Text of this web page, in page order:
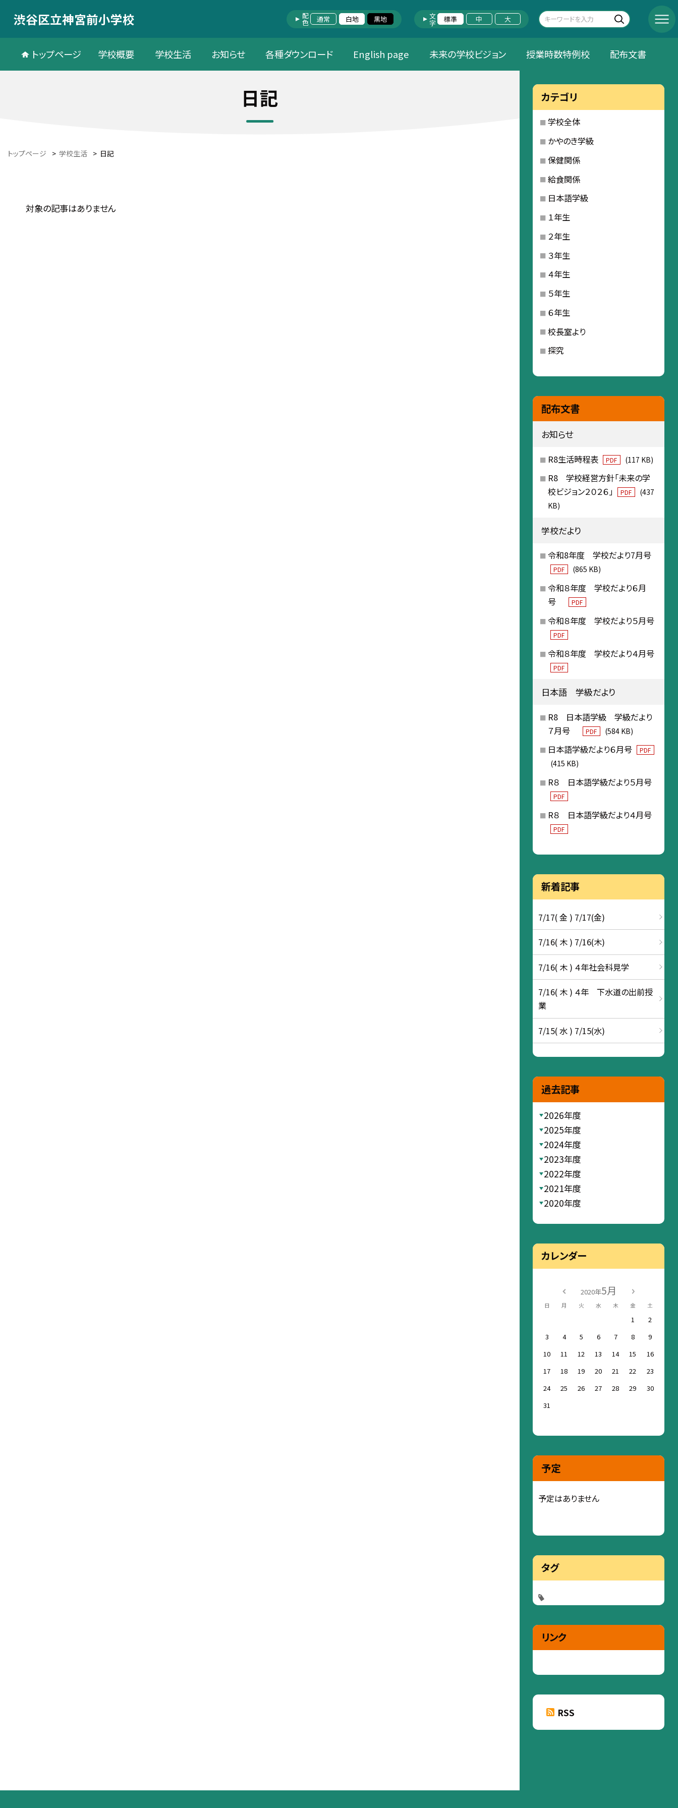
渋谷区立神宮前小学校 配色 通常 白地 黒地 文字 標準 中 大
トップページ 学校概要 学校生活 お知らせ 各種ダウンロード English page 未来の学校ビジョン 授業時数特例校 配布文書
日記
トップページ > 学校生活 > 日記
対象の記事はありません
カテゴリ
学校全体
かやのき学級
保健関係
給食関係
日本語学級
１年生
２年生
３年生
４年生
５年生
６年生
校長室より
探究
配布文書
お知らせ
R8生活時程表 PDF (117 KB)
R8 学校経営方針「未来の学
校ビジョン２０２６」
PDF
(437
KB)
学校だより
令和8年度 学校だより7月号
PDF (865 KB)
令和８年度 学校だより６月
号
PDF
令和８年度 学校だより５月号
PDF
令和８年度 学校だより４月号
PDF
日本語 学級だより
R8 日本語学級 学級だより
７月号
PDF (584 KB)
日本語学級だより６月号 PDF
(415 KB)
R８ 日本語学級だより５月号
PDF
R８ 日本語学級だより４月号
PDF
新着記事
7/17( 金 ) 7/17(金)
7/16( 木 ) 7/16(木)
7/16( 木 ) ４年社会科見学
7/16( 木 ) ４年 下水道の出前授
業
7/15( 水 ) 7/15(水)
過去記事
2026年度
2025年度
2024年度
2023年度
2022年度
2021年度
2020年度
カレンダー
2020年5月
日 月 火 水 木 金 土
1
2
3
4 5 6 7 8
9
10
11 12 13 14 15
16
17
18 19 20 21 22
23
24
25 26 27 28 29
30
31
予定
予定はありません
タグ
リンク
RSS